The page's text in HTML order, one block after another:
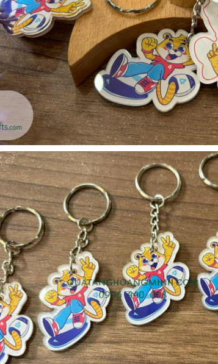
cấp -
hoco
- khách
động -
Bình thủy tinh lọc trà -
khách hàng div
Liên hệ
Bình nước thủy tinh có
dây xách
Liên hệ
Cốc giữ nhiệt 500ml
Liên hệ
rm
yêu cầu
nghệ
hàng
Chuột không dây 2.4g
hoco gm14 - cscv2025
Liên hệ
Pin sạc hoco j108 -
khách hàng nt&t
Liên hệ